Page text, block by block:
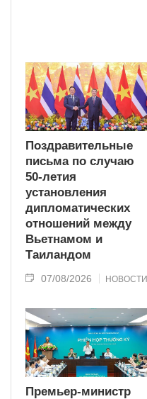
Поздравительные
письма по случаю
50-летия
установления
дипломатических
отношений между
Вьетнамом и
Таиландом
07/08/2026 НОВОСТИ
Премьер-министр